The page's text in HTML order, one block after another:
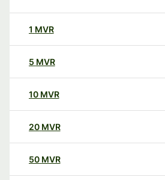
1 MVR
5 MVR
10 MVR
20 MVR
50 MVR